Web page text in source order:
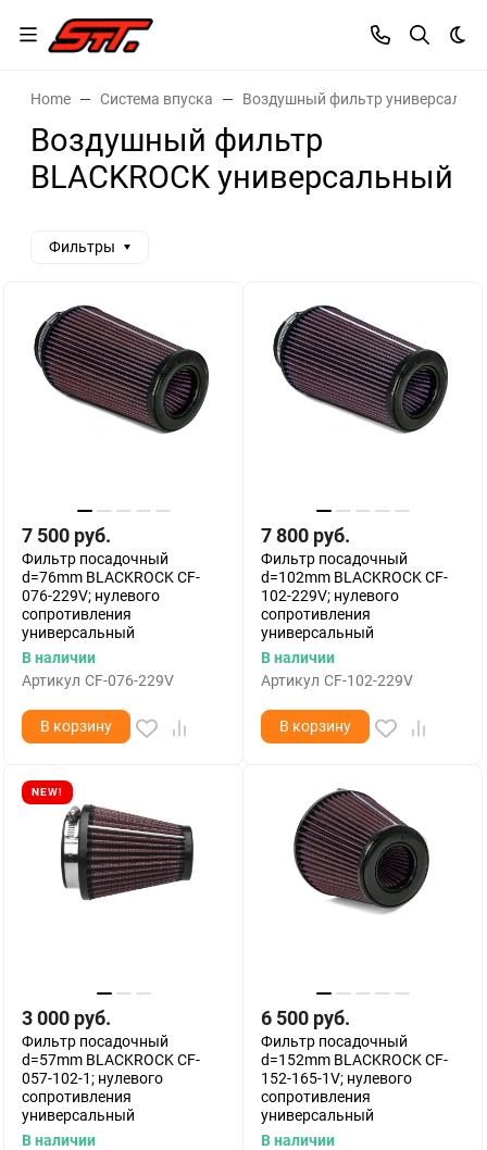
Home Система впуска Воздушный фильтр
Воздушный фильтр
BLACKROCK универсальный
Фильтры
7 500 руб.
Фильтр посадочный
d=76mm BLACKROCK CF-
076-229V; нулевого
сопротивления
универсальный
В наличии
Артикул CF-076-229V
В корзину
7 800 руб.
Фильтр посадочный
d=102mm BLACKROCK CF-
102-229V; нулевого
сопротивления
универсальный
В наличии
Артикул CF-102-229V
В корзину
NEW!
3 000 руб.
Фильтр посадочный
d=57mm BLACKROCK CF-
057-102-1; нулевого
сопротивления
универсальный
В наличии
6 500 руб.
Фильтр посадочный
d=152mm BLACKROCK CF-
152-165-1V; нулевого
сопротивления
универсальный
В наличии